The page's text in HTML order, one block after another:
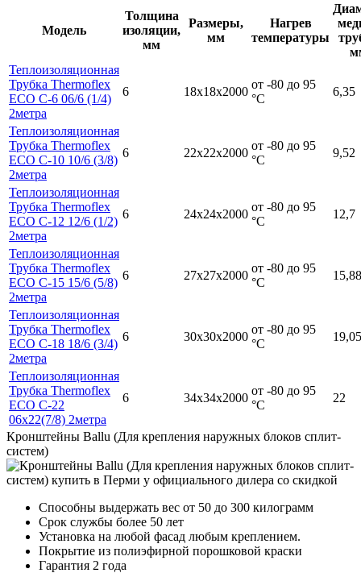
Модель
Толщина
изоляции,
мм
Размеры,
мм
Нагрев
температуры
Теплоизоляционная
Трубка Thermoflex
ECO C-6 06/6 (1/4)
2метра
6 18х18х2000
от -80 до 95
°С
6,35
Теплоизоляционная
Трубка Thermoflex
ECO C-10 10/6 (3/8)
2метра
6 22х22х2000
от -80 до 95
°С
9,52
Теплоизоляционная
Трубка Thermoflex
ECO C-12 12/6 (1/2)
2метра
6 24х24х2000
от -80 до 95
°С
12,7
Теплоизоляционная
Трубка Thermoflex
ECO C-15 15/6 (5/8)
2метра
6 27х27х2000
от -80 до 95
°С
15,88
Теплоизоляционная
Трубка Thermoflex
ECO C-18 18/6 (3/4)
2метра
6 30х30х2000
от -80 до 95
°С
19,05
Теплоизоляционная
Трубка Thermoflex
ECO C-22
06x22(7/8) 2метра
6 34х34х2000
от -80 до 95
°С
22
Кронштейны Ballu (Для крепления наружных блоков сплит-
систем)
Способны выдержать вес от 50 до 300 килограмм
Срок службы более 50 лет
Установка на любой фасад любым креплением.
Покрытие из полиэфирной порошковой краски
Гарантия 2 года